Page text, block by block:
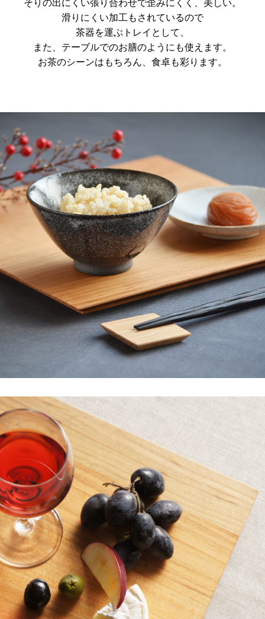
そりの出にくい張り合わせで歪みにくく、美しい。
滑りにくい加工もされているので
茶器を運ぶトレイとして、
また、テーブルでのお膳のようにも使えます。
お茶のシーンはもちろん、食卓も彩ります。